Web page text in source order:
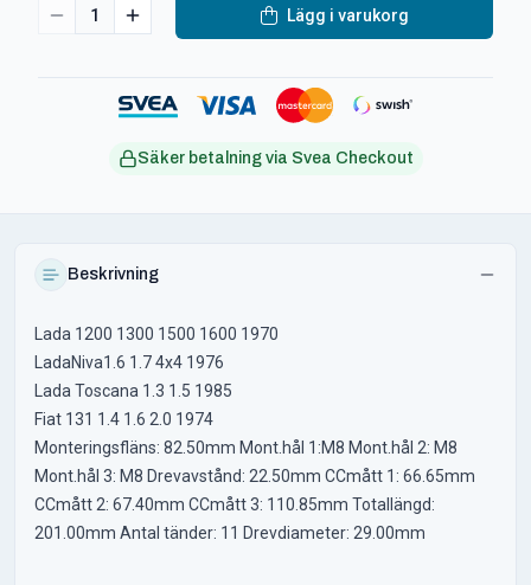
1 Lägg i varukorg
Säker betalning via Svea Checkout
Beskrivning
Lada 1200 1300 1500 1600 1970
LadaNiva1.6 1.7 4x4 1976
Lada Toscana 1.3 1.5 1985
Fiat 131 1.4 1.6 2.0 1974
Monteringsfläns: 82.50mm Mont.hål 1:M8 Mont.hål 2: M8
Mont.hål 3: M8 Drevavstånd: 22.50mm CCmått 1: 66.65mm
CCmått 2: 67.40mm CCmått 3: 110.85mm Totallängd:
201.00mm Antal tänder: 11 Drevdiameter: 29.00mm